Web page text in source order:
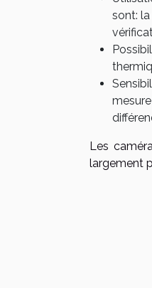
sont:
Les
largement